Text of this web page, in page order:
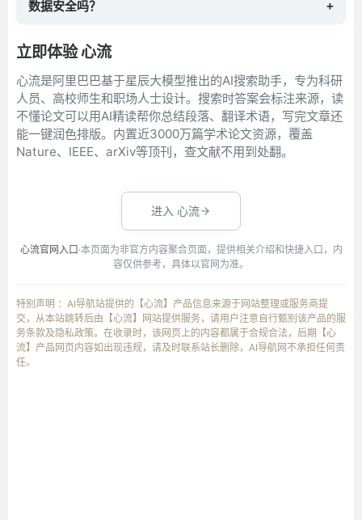
数据安全吗？ +
立即体验 心流
心流是阿里巴巴基于星辰大模型推出的AI搜索助手，专为科研
人员、高校师生和职场人士设计。搜索时答案会标注来源，读
不懂论文可以用AI精读帮你总结段落、翻译术语，写完文章还
能一键润色排版。内置近3000万篇学术论文资源，覆盖
Nature、IEEE、arXiv等顶刊，查文献不用到处翻。
进入 心流
心流官网入口 ·本页面为非官方内容聚合页面，提供相关介绍和快捷入口，内
容仅供参考，具体以官网为准。
特别声明 ：AI导航站提供的【心流】产品信息来源于网站整理或服务商提
交，从本站跳转后由【心流】网站提供服务，请用户注意自行甄别该产品的服
务条款及隐私政策。在收录时，该网页上的内容都属于合规合法，后期【心
流】产品网页内容如出现违规，请及时联系站长删除，AI导航网不承担任何责
任。